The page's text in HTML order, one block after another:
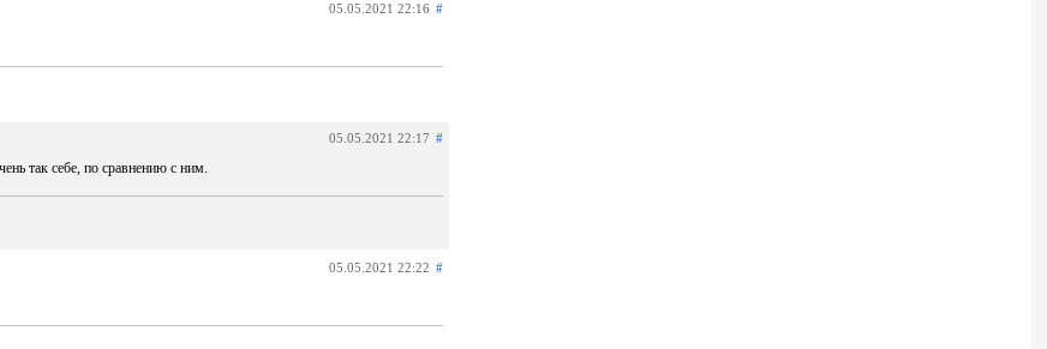
05.05.2021 22:16 #
05.05.2021 22:17 #
так себе, по сравнению с ним.
05.05.2021 22:22 #